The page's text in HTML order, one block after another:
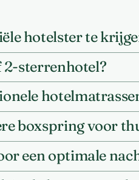
hotelster te
2-sterrenhotel?
boxspring voor
een optimale